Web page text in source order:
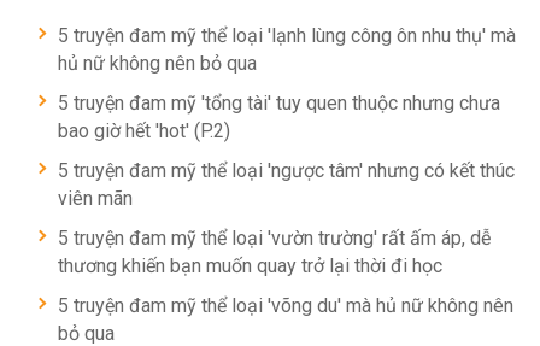
5 truyện đam mỹ thể loại 'lạnh lùng công ôn nhu thụ' mà
hủ nữ không nên bỏ qua
5 truyện đam mỹ 'tổng tài' tuy quen thuộc nhưng chưa
bao giờ hết 'hot' (P.2)
5 truyện đam mỹ thể loại 'ngược tâm' nhưng có kết thúc
viên mãn
5 truyện đam mỹ thể loại 'vườn trường' rất ấm áp, dễ
thương khiến bạn muốn quay trở lại thời đi học
5 truyện đam mỹ thể loại 'võng du' mà hủ nữ không nên
bỏ qua